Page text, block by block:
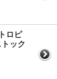
ロピ
ック